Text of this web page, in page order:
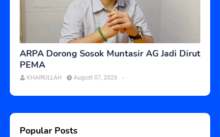
ARPA Dorong Sosok Muntasir AG Jadi Dirut
PEMA
KHAIRULLAH -
August 07, 2026
Popular Posts